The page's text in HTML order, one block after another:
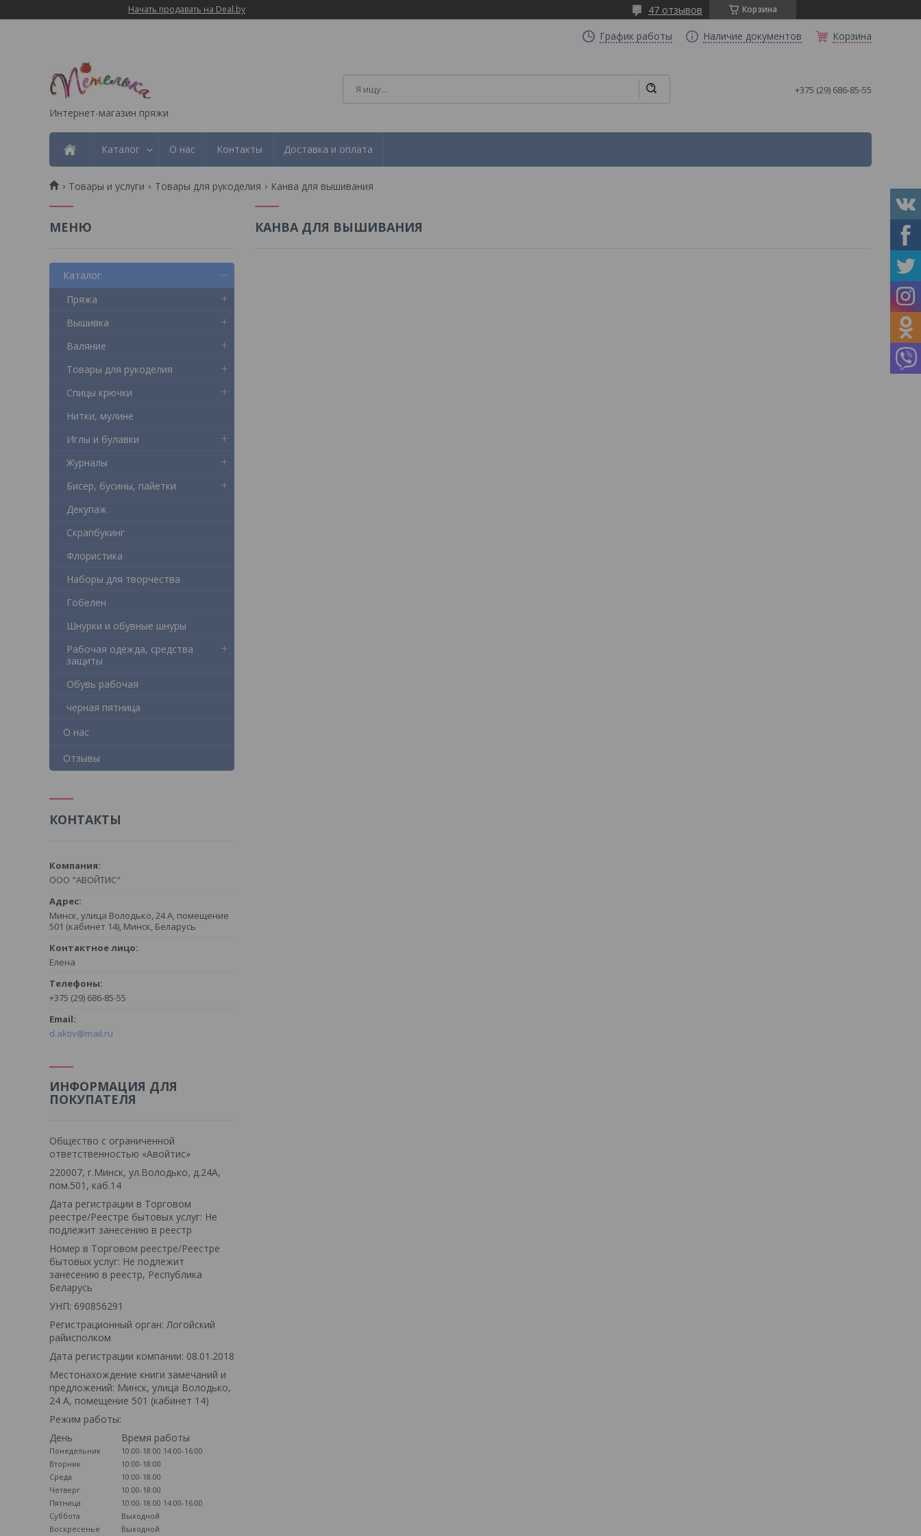
Начать продавать на Deal.by Корзина
47 отзывов
График работы Наличие документов Корзина
Интернет-магазин пряжи
+375 (29) 686-85-55
Каталог О нас Контакты Доставка и оплата
Товары и услуги Товары для рукоделия Канва для вышивания
КАНВА ДЛЯ ВЫШИВАНИЯ
Каталог
Пряжа
Вышивка
Валяние
Товары для рукоделия
Спицы крючки
Нитки, мулине
Иглы и булавки
Журналы
Бисер, бусины, пайетки
Декупаж
Скрапбукинг
Флористика
Наборы для творчества
Гобелен
Шнурки и обувные шнуры
Рабочая одежда, средства
защиты
Обувь рабочая
черная пятница
О нас
Отзывы
КОНТАКТЫ
ООО "АВОЙТИС"
Минск, улица Володько, 24 А, помещение
501 (кабинет 14), Минск, Беларусь
Елена
+375 (29) 686-85-55
d.aktiv@mail.ru
ИНФОРМАЦИЯ ДЛЯ
ПОКУПАТЕЛЯ
Общество с ограниченной
ответственностью «Авойтис»
220007, г.Минск, ул.Володько, д.24А,
пом.501, каб.14
Дата регистрации в Торговом
реестре/Реестре бытовых услуг: Не
подлежит занесению в реестр
Номер в Торговом реестре/Реестре
бытовых услуг: Не подлежит
занесению в реестр, Республика
Беларусь
УНП: 690856291
Регистрационный орган: Логойский
райисполком
Дата регистрации компании: 08.01.2018
Местонахождение книги замечаний и
предложений: Минск, улица Володько,
24 А, помещение 501 (кабинет 14)
Режим работы:
День
Время работы
Понедельник 10:00-18:00 14:00-16:00
Вторник
10:00-18:00
Среда
10:00-18:00
Четверг
10:00-18:00
Пятница
10:00-18:00 14:00-16:00
Суббота
Выходной
Воскресенье
Выходной